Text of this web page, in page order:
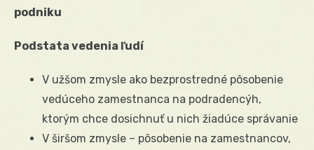
podniku
Podstata vedenia ľudí
V užšom zmysle ako bezprostredné pôsobenie
vedúceho zamestnanca na podradencýh,
ktorým chce dosichnuť u nich žiadúce správanie
V širšom zmysle – pôsobenie na zamestnancov,